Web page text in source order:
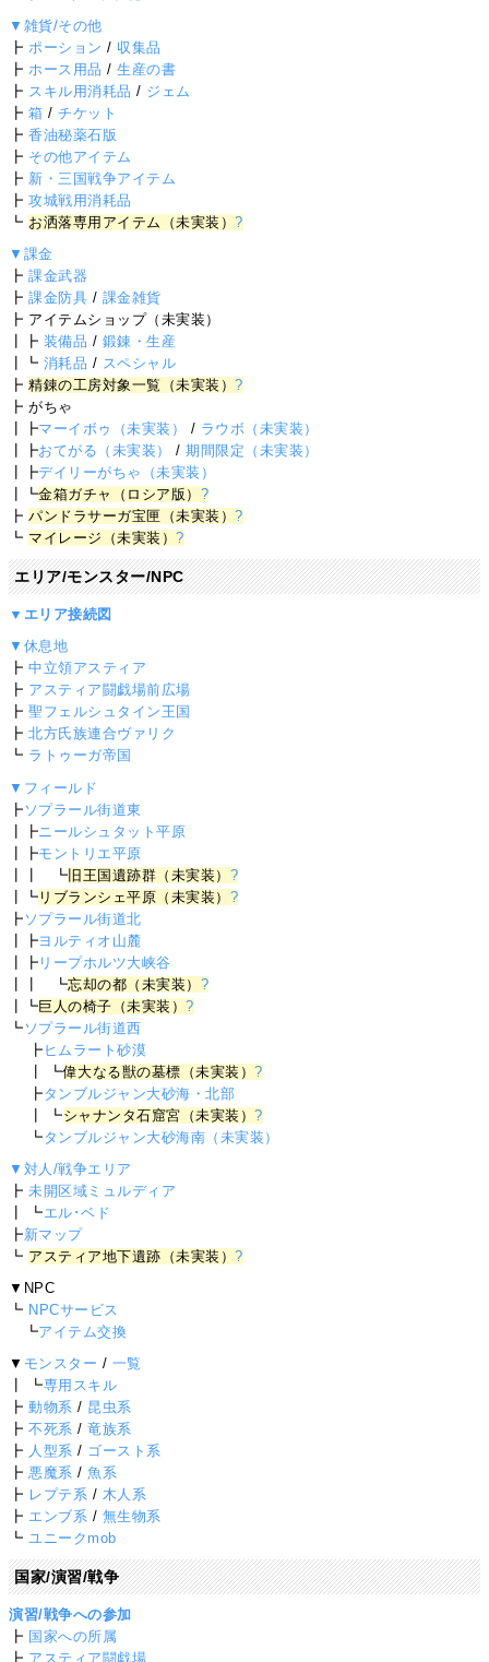
▼雑貨/その他
┣ポーション / 収集品
┣ホース用品 /生産の書
┣ スキル用消耗品 / ジェム
┣箱 /チケット
┣香油秘薬石版
┣ その他アイテム
┣ 新・三国戦争アイテム
┣攻城戦用消耗品
┗ お洒落専用アイテム（未実装）?
▼課金
┣課金武器
┣課金防具 / 課金雑貨
┣ アイテムショップ（未実装）
┃┣ 装備品 / 鍛錬・生産
┃┗ 消耗品 / スペシャル
┣精錬の工房対象一覧（未実装）?
┣ がちゃ
┃┣マーイボゥ（未実装） / ラウボ（未実装）
┃┣おてがる（未実装） /期間限定（未実装）
┃┣デイリーがちゃ（未実装）
┃┗金箱ガチャ（ロシア版） ?
┣パンドラサーガ宝匣（未実装）?
┗ マイレージ（未実装）?
エリア/モンスター/NPC
▼エリア接続図
▼休息地
┣中立領アスティア
┣ アスティア闘戯場前広場
┣聖フェルシュタイン王国
┣北方氏族連合ヴァリク
┗ ラトゥーガ帝国
▼フィールド
┣ ソプラール街道東
┃┣ニールシュタット平原
┃┣モントリエ平原
┃┃ ┗旧王国遺跡群（未実装） ?
┃┗ リブランシェ平原（未実装） ?
┣ ソプラール街道北
┃┣ヨルティオ山麓
┃┣ リープホルツ大峡谷
┃┃ ┗忘却の都（未実装） ?
┃┗巨人の椅子（未実装）?
┗ ソプラール街道西
┣ ヒムラート砂漠
┃ ┗偉大なる獣の墓標（未実装）?
┣ タンブルジャン大砂海・北部
┃ ┗シャナンタ石窟宮（未実装）?
┗ タンブルジャン大砂海南（未実装）
▼対人/戦争エリア
┣未開区域ミュルディア
┃ ┗エル･ベド
┣新マップ
┗ アスティア地下遺跡（未実装）?
▼NPC
┗ NPCサービス
┗アイテム交換
▼ モンスター / 一覧
┃ ┗専用スキル
┣動物系 / 昆虫系
┣不死系 /竜族系
┣ 人型系 / ゴースト系
┣ 悪魔系 /魚系
┣ レプテ系 / 木人系
┣ エンブ系 / 無生物系
┗ ユニークmob
国家/演習/戦争
演習/戦争への参加
┣ 国家への所属
┣ アスティア闘戯場